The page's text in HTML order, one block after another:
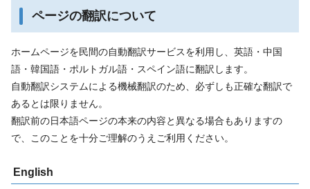
ページの翻訳について
ホームページを民間の自動翻訳サービスを利用し、英語・中国
語・韓国語・ポルトガル語・スペイン語に翻訳します。
自動翻訳システムによる機械翻訳のため、必ずしも正確な翻訳で
あるとは限りません。
翻訳前の日本語ページの本来の内容と異なる場合もありますの
で、このことを十分ご理解のうえご利用ください。
English